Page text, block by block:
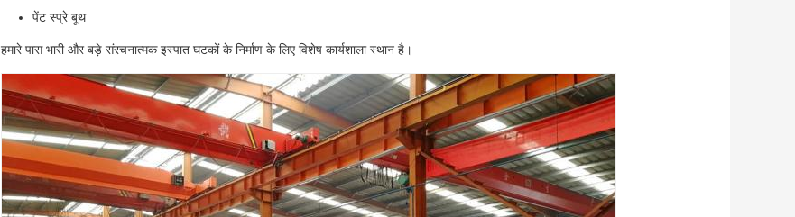
पेंट स्प्रे बूथ
हमारे पास भारी और बड़े संरचनात्मक इस्पात घटकों के निर्माण के लिए विशेष कार्यशाला स्थान है।